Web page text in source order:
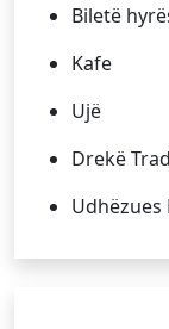
Biletë
Kafe
Ujë
Drekë